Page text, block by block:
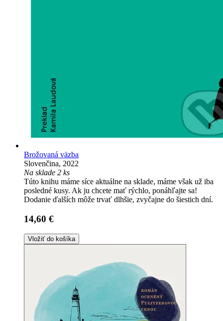
Brožovaná väzba
Slovenčina, 2022
Na sklade 2 ks
Túto knihu máme síce aktuálne na sklade, máme však už iba
posledné kusy. Ak ju chcete mať rýchlo, ponáhľajte sa!
Dodanie ďalších môže trvať dlhšie, zvyčajne do šiestich dní.
14,60 €
Vložiť do košíka